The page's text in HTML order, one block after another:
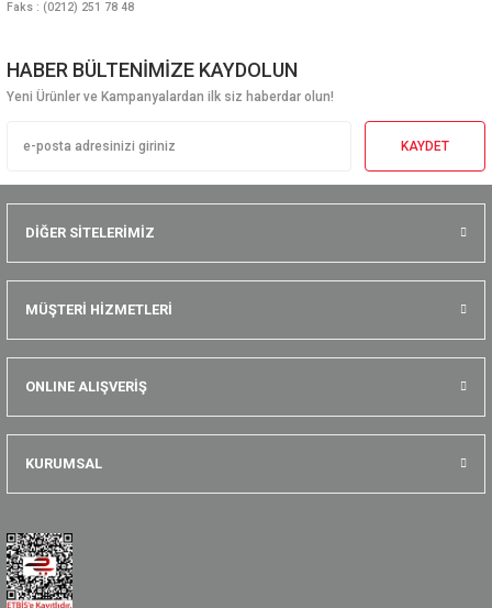
Faks : (0212) 251 78 48
HABER BÜLTENİMİZE KAYDOLUN
Yeni Ürünler ve Kampanyalardan ilk siz haberdar olun!
KAYDET
DİĞER SİTELERİMİZ
MÜŞTERİ HİZMETLERİ
ONLINE ALIŞVERİŞ
KURUMSAL